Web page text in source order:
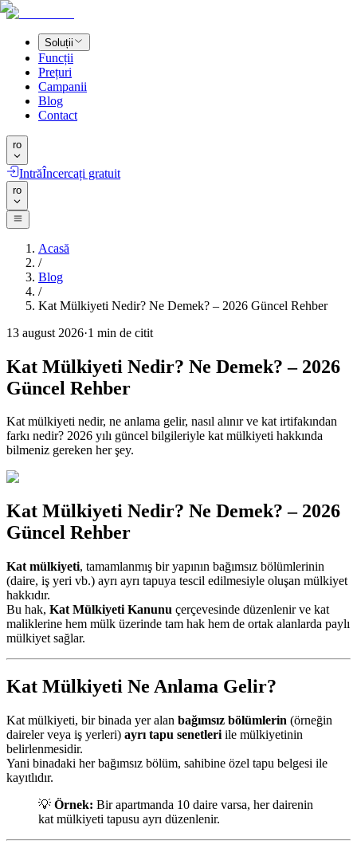
Soluții
Funcții
Prețuri
Campanii
Blog
Contact
ro
IntrăÎncercați gratuit
ro
Acasă
/
Blog
/
Kat Mülkiyeti Nedir? Ne Demek? – 2026 Güncel Rehber
13 august 2026·1 min de citit
Kat Mülkiyeti Nedir? Ne Demek? – 2026
Güncel Rehber
Kat mülkiyeti nedir, ne anlama gelir, nasıl alınır ve kat irtifakından
farkı nedir? 2026 yılı güncel bilgileriyle kat mülkiyeti hakkında
bilmeniz gereken her şey.
Kat Mülkiyeti Nedir? Ne Demek? – 2026
Güncel Rehber
Kat mülkiyeti, tamamlanmış bir yapının bağımsız bölümlerinin
(daire, iş yeri vb.) ayrı ayrı tapuya tescil edilmesiyle oluşan mülkiyet
hakkıdır.
Bu hak, Kat Mülkiyeti Kanunu çerçevesinde düzenlenir ve kat
maliklerine hem mülk üzerinde tam hak hem de ortak alanlarda paylı
mülkiyet sağlar.
Kat Mülkiyeti Ne Anlama Gelir?
Kat mülkiyeti, bir binada yer alan bağımsız bölümlerin (örneğin
daireler veya iş yerleri) ayrı tapu senetleri ile mülkiyetinin
belirlenmesidir.
Yani binadaki her bağımsız bölüm, sahibine özel tapu belgesi ile
kayıtlıdır.
💡 Örnek: Bir apartmanda 10 daire varsa, her dairenin
kat mülkiyeti tapusu ayrı düzenlenir.